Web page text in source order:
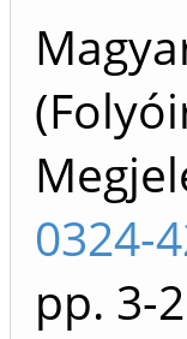
0324-
pp. 3-